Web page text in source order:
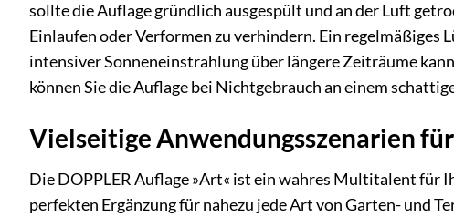
sollte die Auflage gründlich ausgespült und an der Luft
Einlaufen oder Verformen zu verhindern. Ein regelmäßiges
intensiver Sonneneinstrahlung über längere Zeiträume
können Sie die Auflage bei Nichtgebrauch an einem
Vielseitige Anwendungsszenarien
Die DOPPLER Auflage »Art« ist ein wahres Multitalent für
perfekten Ergänzung für nahezu jede Art von Garten- und